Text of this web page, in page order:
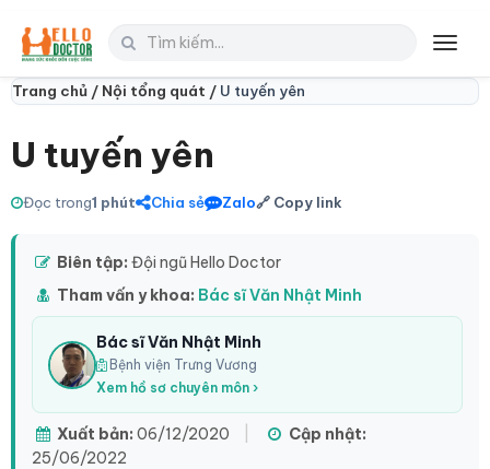
Trang chủ / Nội tổng quát / U tuyến yên
U tuyến yên
Đọc trong1 phút Chia sẻ Zalo🔗 Copy link
Biên tập: Đội ngũ Hello Doctor
Tham vấn y khoa: Bác sĩ Văn Nhật Minh
Bác sĩ Văn Nhật Minh
Bệnh viện Trưng Vương
Xem hồ sơ chuyên môn ›
Xuất bản: 06/12/2020
Cập nhật:
25/06/2022